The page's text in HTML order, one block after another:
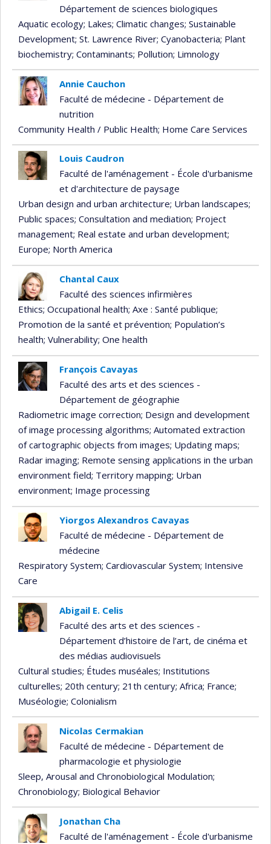
Département de sciences biologiques
Aquatic ecology; Lakes; Climatic changes; Sustainable
Development; St. Lawrence River; Cyanobacteria; Plant
biochemistry; Contaminants; Pollution; Limnology
Annie Cauchon
Faculté de médecine - Département de
nutrition
Community Health / Public Health; Home Care Services
Louis Caudron
Faculté de l'aménagement - École d'urbanisme
et d'architecture de paysage
Urban design and urban architecture; Urban landscapes;
Public spaces; Consultation and mediation; Project
management; Real estate and urban development;
Europe; North America
Chantal Caux
Faculté des sciences infirmières
Ethics; Occupational health; Axe : Santé publique;
Promotion de la santé et prévention; Population’s
health; Vulnerability; One health
François Cavayas
Faculté des arts et des sciences -
Département de géographie
Radiometric image correction; Design and development
of image processing algorithms; Automated extraction
of cartographic objects from images; Updating maps;
Radar imaging; Remote sensing applications in the urban
environment field; Territory mapping; Urban
environment; Image processing
Yiorgos Alexandros Cavayas
Faculté de médecine - Département de
médecine
Respiratory System; Cardiovascular System; Intensive
Care
Abigail E. Celis
Faculté des arts et des sciences -
Département d’histoire de l’art, de cinéma et
des médias audiovisuels
Cultural studies; Études muséales; Institutions
culturelles; 20th century; 21th century; Africa; France;
Muséologie; Colonialism
Nicolas Cermakian
Faculté de médecine - Département de
pharmacologie et physiologie
Sleep, Arousal and Chronobiological Modulation;
Chronobiology; Biological Behavior
Jonathan Cha
Faculté de l'aménagement - École d'urbanisme